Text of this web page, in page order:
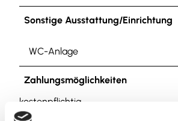
Sonstige Ausstattung/Einrichtung
WC-Anlage
Zahlungsmöglichkeiten
kostenpflichtig